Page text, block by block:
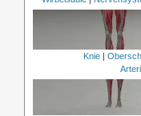
Knie